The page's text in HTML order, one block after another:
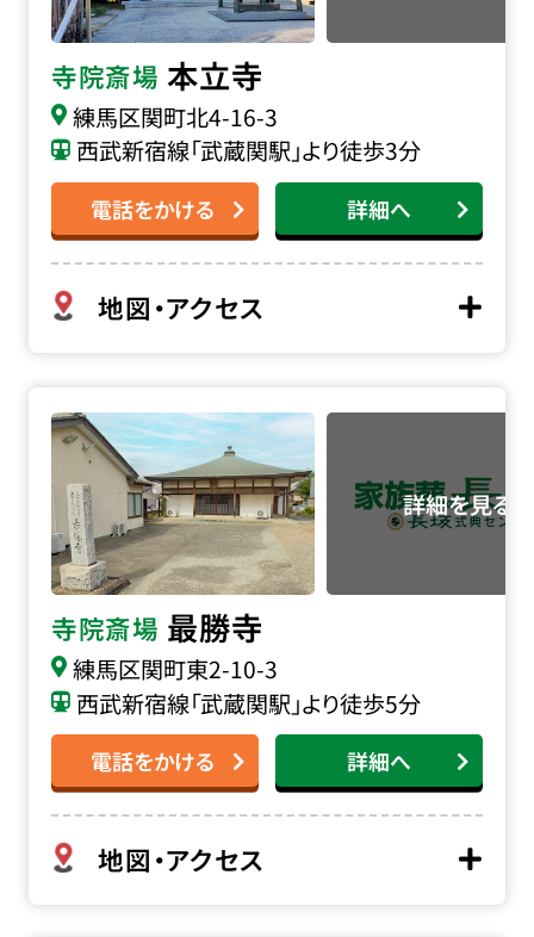
寺院斎場 本立寺
練馬区関町北4-16-3
西武新宿線「武蔵関駅」より徒歩3分
電話をかける 詳細へ
地図・アクセス
寺院斎場 最勝寺
練馬区関町東2-10-3
西武新宿線「武蔵関駅」より徒歩5分
電話をかける 詳細へ
地図・アクセス
最勝寺の詳細へ